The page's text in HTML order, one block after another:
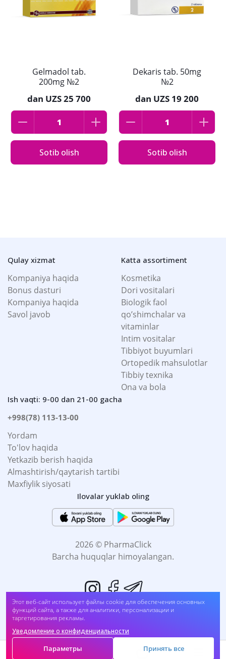
Этот веб-сайт использует файлы cookie для обеспечения основных
функций сайта, а также для аналитики, персонализации и
таргетирования рекламы.
Уведомление о конфиденциальности
Параметры Принять все
Gelmadol tab.
200mg №2
dan UZS 25 700
Sotib olish
Dekaris tab. 50mg
№2
dan UZS 19 200
Sotib olish
Qulay xizmat
Kompaniya haqida
Bonus dasturi
Kompaniya haqida
Savol javob
Katta assortiment
Kosmetika
Dori vositalari
Biologik faol
qo’shimchalar va
vitaminlar
Intim vositalar
Tibbiyot buyumlari
Ortopedik mahsulotlar
Tibbiy texnika
Ona va bola
Ish vaqti: 9-00 dan 21-00 gacha
+998(78) 113-13-00
Yordam
To'lov haqida
Yetkazib berish haqida
Almashtirish/qaytarish tartibi
Maxfiylik siyosati
Ilovalar yuklab oling
2026 © PharmaClick
Barcha huquqlar himoyalangan.